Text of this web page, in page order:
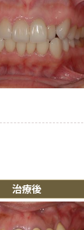
治療後